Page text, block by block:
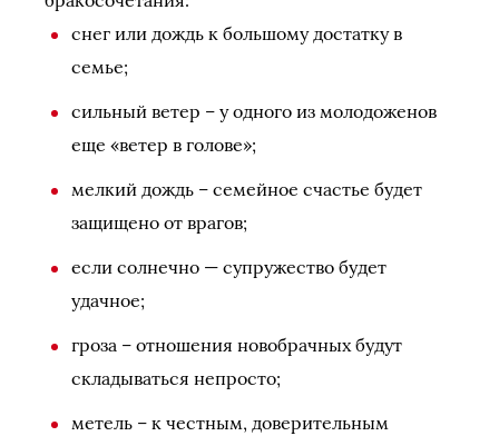
снег или дождь к большому достатку в
семье;
сильный ветер – у одного из молодоженов
еще «ветер в голове»;
мелкий дождь – семейное счастье будет
защищено от врагов;
если солнечно — супружество будет
удачное;
гроза – отношения новобрачных будут
складываться непросто;
метель – к честным, доверительным